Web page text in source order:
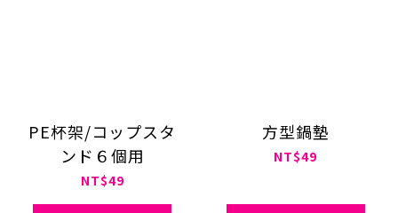
PE杯架/コップスタ
ンド６個用
NT$49
方型鍋墊
NT$49